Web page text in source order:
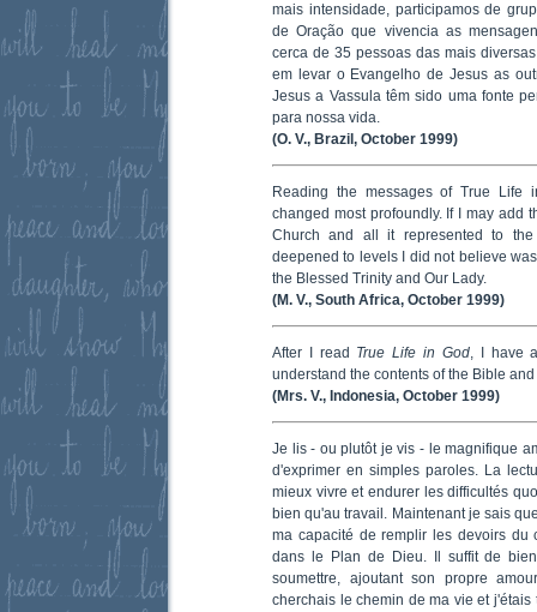
mais intensidade, participamos de
de Oração que vivencia as
cerca de 35 pessoas das mais
em levar o Evangelho de Jesus as
Jesus a Vassula têm sido uma fonte
para nossa vida.
(O. V., Brazil, October 1999)
Reading the messages of True Life
changed most profoundly. If I may add
Church and all it represented to
deepened to levels I did not believe
the Blessed Trinity and Our Lady.
(M. V., South Africa, October 1999)
After I read True Life in God, I have
understand the contents of the Bible
(Mrs. V., Indonesia, October 1999)
Je lis - ou plutôt je vis - le magnifique
d'exprimer en simples paroles. La
mieux vivre et endurer les difficultés
bien qu'au travail. Maintenant je sais
ma capacité de remplir les devoirs du
dans le Plan de Dieu. Il suffit de
soumettre, ajoutant son propre
cherchais le chemin de ma vie et